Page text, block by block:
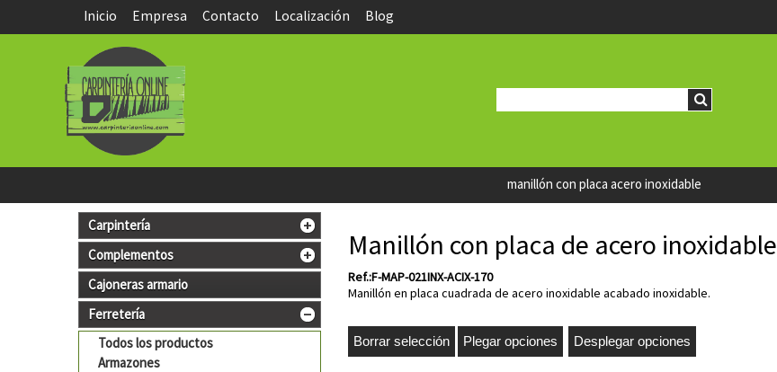
manillón con placa acero inoxidable
Inicio Empresa Contacto Localización Blog
Carpintería
Complementos
Cajoneras armario
Ferretería
Todos los productos
Armazones
Manillón con placa de acero inoxidable
Ref.:F-MAP-021INX-ACIX-170
Manillón en placa cuadrada de acero inoxidable acabado inoxidable.